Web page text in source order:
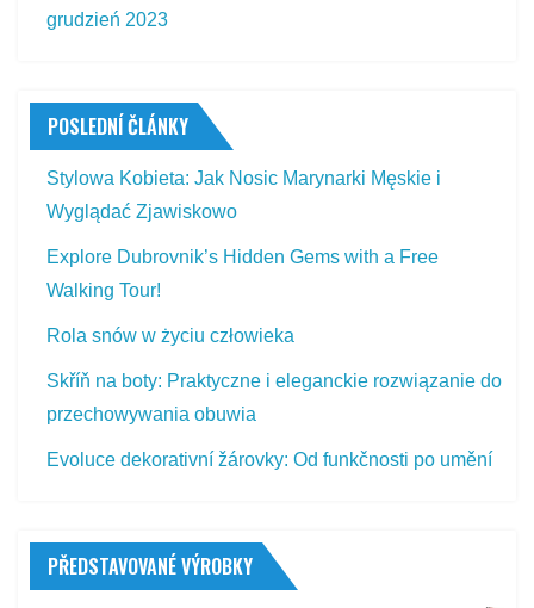
grudzień 2023
POSLEDNÍ ČLÁNKY
Stylowa Kobieta: Jak Nosic Marynarki Męskie i
Wyglądać Zjawiskowo
Explore Dubrovnik’s Hidden Gems with a Free
Walking Tour!
Rola snów w życiu człowieka
Skříň na boty: Praktyczne i eleganckie rozwiązanie do
przechowywania obuwia
Evoluce dekorativní žárovky: Od funkčnosti po umění
PŘEDSTAVOVANÉ VÝROBKY